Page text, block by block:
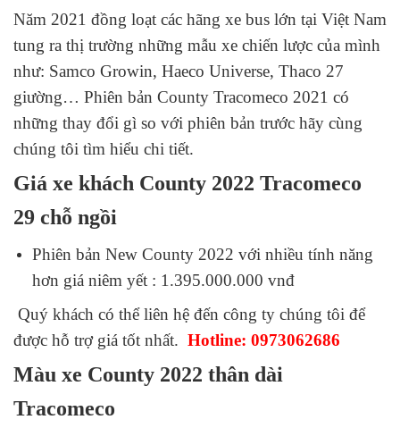
Năm 2021 đồng loạt các hãng xe bus lớn tại Việt Nam
tung ra thị trường những mẫu xe chiến lược của mình
như: Samco Growin, Haeco Universe, Thaco 27
giường… Phiên bản County Tracomeco 2021 có
những thay đổi gì so với phiên bản trước hãy cùng
chúng tôi tìm hiểu chi tiết.
Giá xe khách County 2022 Tracomeco
29 chỗ ngồi
Phiên bản New County 2022 với nhiều tính năng
hơn giá niêm yết : 1.395.000.000 vnđ
Quý khách có thể liên hệ đến công ty chúng tôi để
được hỗ trợ giá tốt nhất. Hotline: 0973062686
Màu xe County 2022 thân dài
Tracomeco